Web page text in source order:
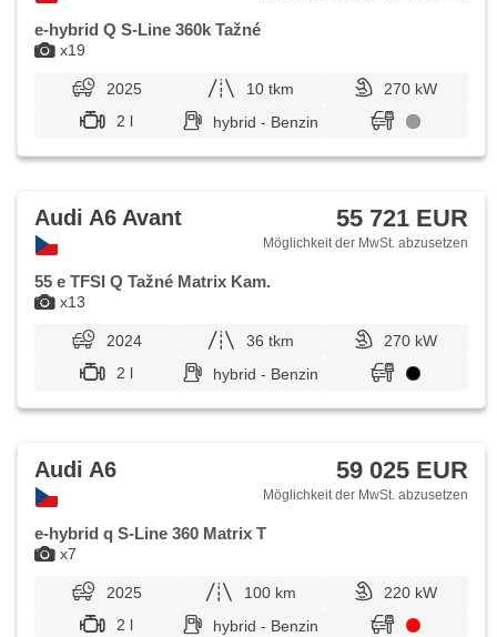
x19
e-hybrid Q S-Line 360k Tažné
2025 10 tkm
270 kW
2 l
hybrid - Benzin
x13
Audi A6 Avant 55 721 EUR
Möglichkeit der MwSt. abzusetzen
55 e TFSI Q Tažné Matrix Kam.
2024 36 tkm
270 kW
2 l
hybrid - Benzin
x7
Audi A6 59 025 EUR
Möglichkeit der MwSt. abzusetzen
e-hybrid q S-Line 360 Matrix T
2025 100 km
220 kW
2 l
hybrid - Benzin